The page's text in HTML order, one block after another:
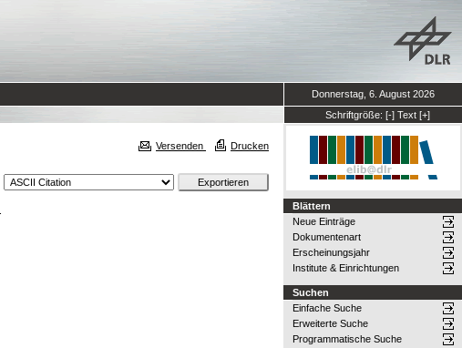
Donnerstag, 6. August 2026
Schriftgröße: [-] Text [+]
Versenden Drucken
Blättern
Neue Einträge
Dokumentenart
Erscheinungsjahr
Institute & Einrichtungen
Suchen
Einfache Suche
Erweiterte Suche
Programmatische Suche